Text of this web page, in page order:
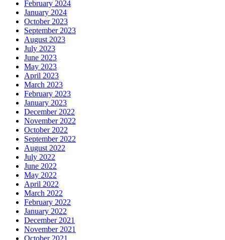
February 2024
January 2024
October 2023
September 2023
August 2023
July 2023
June 2023
May 2023
April 2023
March 2023
February 2023
January 2023
December 2022
November 2022
October 2022
September 2022
August 2022
July 2022
June 2022
May 2022
April 2022
March 2022
February 2022
January 2022
December 2021
November 2021
October 2021